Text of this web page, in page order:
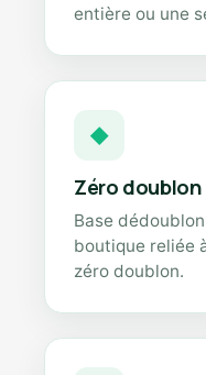
entière ou une
◆
Zéro doublon
Base
boutique reliée
zéro doublon.